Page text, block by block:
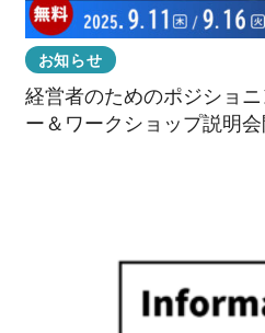
お知らせ
経営者のためのポジショ
ー＆ワークショップ説明